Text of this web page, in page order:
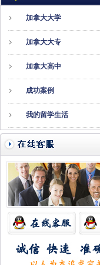
加拿大大学
加拿大大专
加拿大高中
成功案例
我的留学生活